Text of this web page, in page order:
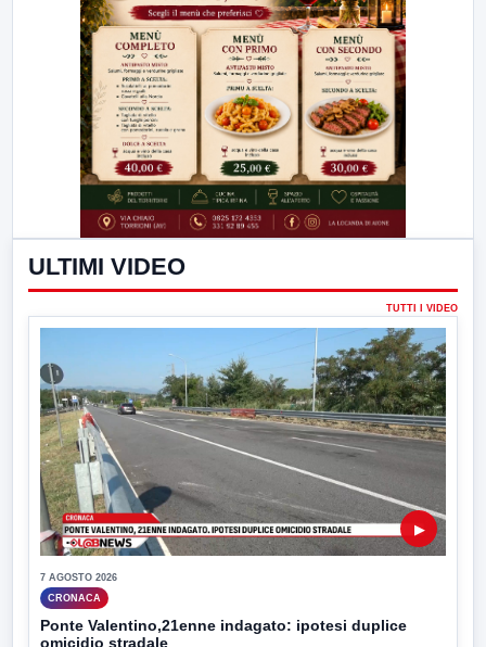
ULTIMI VIDEO
TUTTI I VIDEO
▶
7 AGOSTO 2026
CRONACA
Ponte Valentino,21enne indagato: ipotesi duplice
omicidio stradale